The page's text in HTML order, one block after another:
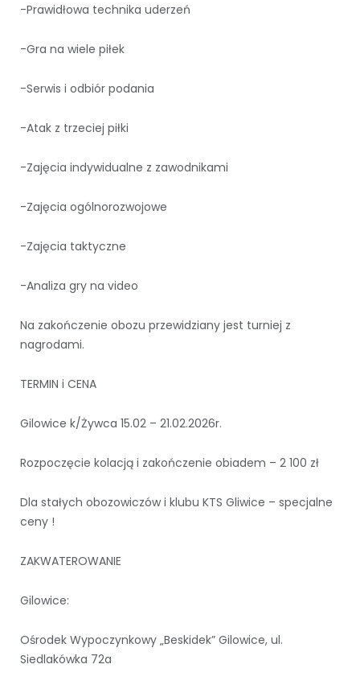
-Prawidłowa technika uderzeń
-Gra na wiele piłek
-Serwis i odbiór podania
-Atak z trzeciej piłki
-Zajęcia indywidualne z zawodnikami
-Zajęcia ogólnorozwojowe
-Zajęcia taktyczne
-Analiza gry na video
Na zakończenie obozu przewidziany jest turniej z
nagrodami.
TERMIN i CENA
Gilowice k/Żywca 15.02 – 21.02.2026r.
Rozpoczęcie kolacją i zakończenie obiadem – 2 100 zł
Dla stałych obozowiczów i klubu KTS Gliwice – specjalne
ceny !
ZAKWATEROWANIE
Gilowice:
Ośrodek Wypoczynkowy „Beskidek” Gilowice, ul.
Siedlakówka 72a